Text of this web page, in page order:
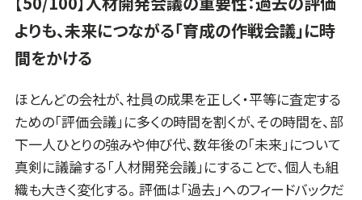
よりも、未来につながる「育成の作戦会議」に時
間をかける
ほとんどの会社が、社員の成果を正しく・平等に査定する
ための「評価会議」に多くの時間を割くが、その時間を、部
下一人ひとりの強みや伸び代、数年後の「未来」について
真剣に議論する「人材開発会議」にすることで、個人も組
織も大きく変化する。 評価は「過去」へのフィードバックだ